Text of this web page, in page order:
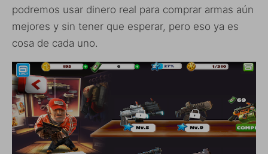
podremos usar dinero real para comprar armas aún
mejores y sin tener que esperar, pero eso ya es
cosa de cada uno.